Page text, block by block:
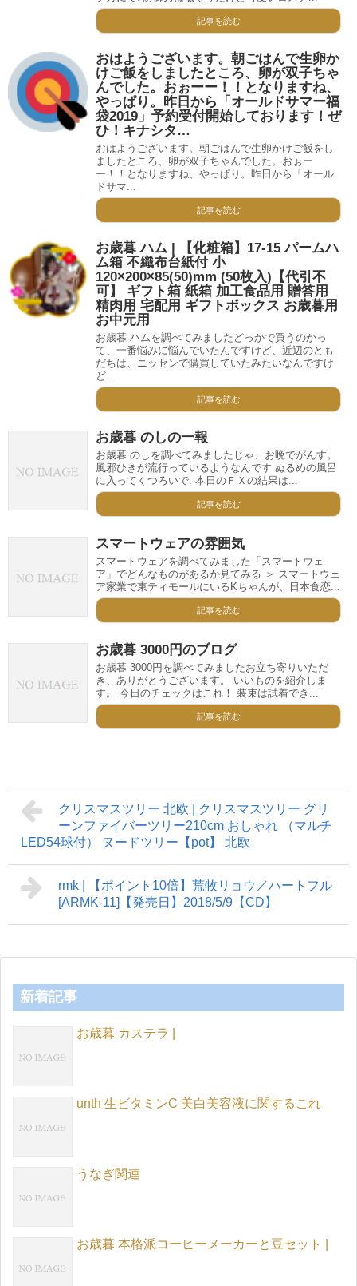
記事を読む
おはようございます。朝ごはんで生卵か
けご飯をしましたところ、卵が双子ちゃ
んでした。おぉーー！！となりますね、
やっぱり。昨日から「オールドサマー福
袋2019」予約受付開始しております！ぜ
ひ！キナシタ…
おはようございます。朝ごはんで生卵かけご飯をし
ましたところ、卵が双子ちゃんでした。おぉー
ー！！となりますね、やっぱり。昨日から「オール
ドサマ...
記事を読む
お歳暮 ハム | 【化粧箱】17-15 パームハ
ム箱 不織布台紙付 小
120×200×85(50)mm (50枚入)【代引不
可】 ギフト箱 紙箱 加工食品用 贈答用
精肉用 宅配用 ギフトボックス お歳暮用
お中元用
お歳暮 ハムを調べてみましたどっかで買うのかっ
て、一番悩みに悩んでいたんですけど、近辺のとも
だちは、ニッセンで購買していたみたいなんですけ
ど...
記事を読む
お歳暮 のしの一報
お歳暮 のしを調べてみましたじゃ、お晩でがんす。
風邪ひきが流行っているようなんです ぬるめの風呂
に入ってくつろいで. 本日のＦＸの結果は...
記事を読む
スマートウェアの雰囲気
スマートウェアを調べてみました「スマートウェ
ア」でどんなものがあるか見てみる ＞ スマートウェ
ア家業で東ティモールにいるKちゃんが、日本食恋...
記事を読む
お歳暮 3000円のブログ
お歳暮 3000円を調べてみましたお立ち寄りいただ
き、ありがとうございます。 いいものを紹介しま
す。 今日のチェックはこれ！ 装束は試着でき...
記事を読む
クリスマスツリー 北欧 | クリスマスツリー グリ
ーンファイバーツリー210cm おしゃれ （マルチ
LED54球付） ヌードツリー【pot】 北欧
rmk | 【ポイント10倍】荒牧リョウ／ハートフル
[ARMK-11]【発売日】2018/5/9【CD】
新着記事
お歳暮 カステラ |
unth 生ビタミンC 美白美容液に関するこれ
うなぎ関連
お歳暮 本格派コーヒーメーカーと豆セット |